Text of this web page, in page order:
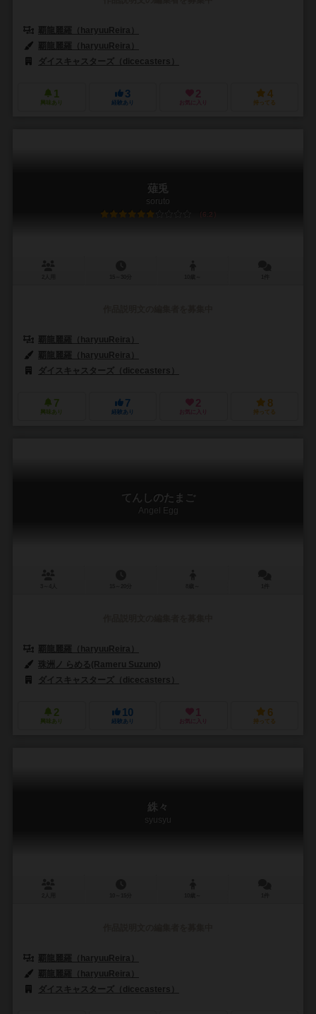
覇龍麗羅（haryuuReira）
覇龍麗羅（haryuuReira）
ダイスキャスターズ（dicecasters）
1
興味あり
3
経験あり
2
お気に入り
4
持ってる
薙兎
soruto
6.2
覇龍麗羅（haryuuReira）
覇龍麗羅（haryuuReira）
ダイスキャスターズ（dicecasters）
7
興味あり
7
経験あり
2
お気に入り
8
持ってる
てんしのたまご
Angel Egg
覇龍麗羅（haryuuReira）
珠洲ノ らめる(Rameru Suzuno)
ダイスキャスターズ（dicecasters）
2
興味あり
10
経験あり
1
お気に入り
6
持ってる
絑々
syusyu
覇龍麗羅（haryuuReira）
覇龍麗羅（haryuuReira）
ダイスキャスターズ（dicecasters）